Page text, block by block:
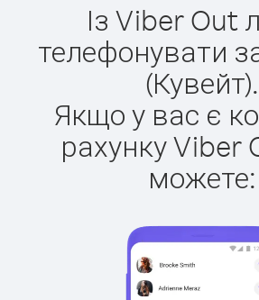
Із Viber Out
телефонувати
(Кувейт).
Якщо у вас є
рахунку Viber
можете: